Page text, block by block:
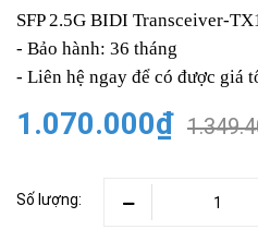
SFP 2.5G BIDI Transceiver-
- Bảo hành: 36 tháng
- Liên hệ ngay để có được giá
1.070.000₫
Số lượng: